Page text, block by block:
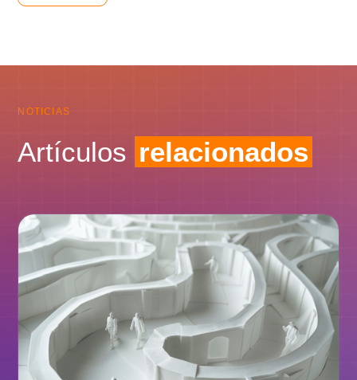
NOTICIAS
Artículos relacionados